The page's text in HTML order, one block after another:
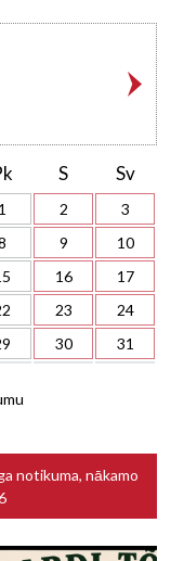
S Sv
1 2
3
9
10
16
17
23
24
30 31
notikuma, nākamo